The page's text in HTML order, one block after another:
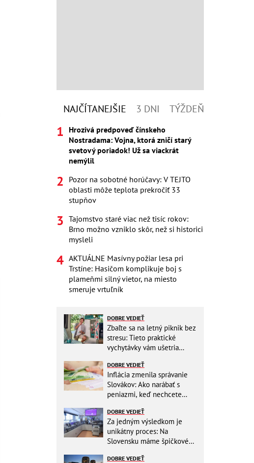
NAJČÍTANEJŠIE 3 DNI TÝŽDEŇ
Hrozivá predpoveď čínskeho
Nostradama: Vojna, ktorá zničí starý
svetový poriadok! Už sa viackrát
nemýlil
Pozor na sobotné horúčavy: V TEJTO
oblasti môže teplota prekročiť 33
stupňov
Tajomstvo staré viac než tisíc rokov:
Brno možno vzniklo skôr, než si historici
mysleli
AKTUÁLNE Masívny požiar lesa pri
Trstíne: Hasičom komplikuje boj s
plameňmi silný vietor, na miesto
smeruje vrtuľník
DOBRE VEDIEŤ
Zbaľte sa na letný piknik bez
stresu: Tieto praktické
vychytávky vám ušetria
DOBRE VEDIEŤ
Inflácia zmenila správanie
Slovákov: Ako narábať s
peniazmi, keď nechcete
DOBRE VEDIEŤ
Za jedným výsledkom je
unikátny proces: Na
Slovensku máme špičkové
DOBRE VEDIEŤ